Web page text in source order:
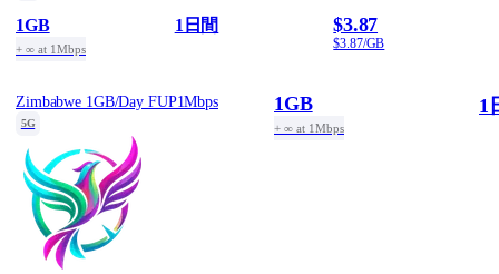
1GB
+ ∞ at 1Mbps
1日間 $3.87
$3.87/GB
Zimbabwe 1GB/Day FUP1Mbps
5G
1GB
+ ∞ at 1Mbps
1